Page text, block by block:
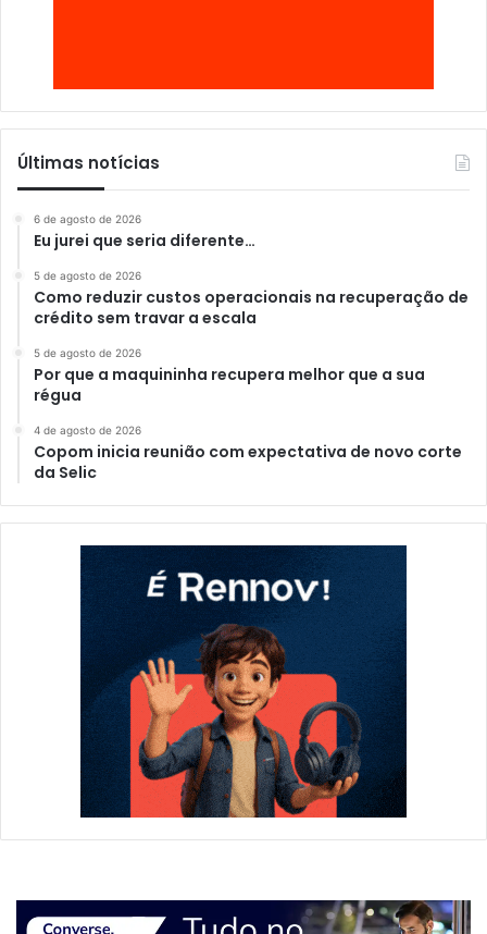
Últimas notícias
6 de agosto de 2026
Eu jurei que seria diferente…
5 de agosto de 2026
Como reduzir custos operacionais na recuperação de
crédito sem travar a escala
5 de agosto de 2026
Por que a maquininha recupera melhor que a sua
régua
4 de agosto de 2026
Copom inicia reunião com expectativa de novo corte
da Selic